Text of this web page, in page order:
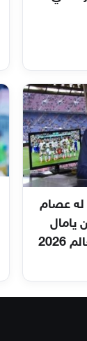
له عصام
يامال